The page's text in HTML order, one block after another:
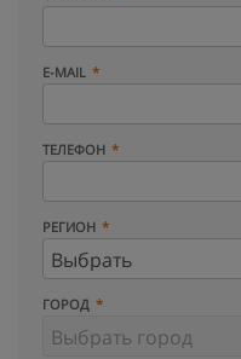
E-MAIL
ТЕЛЕФОН
РЕГИОН
ГОРОД